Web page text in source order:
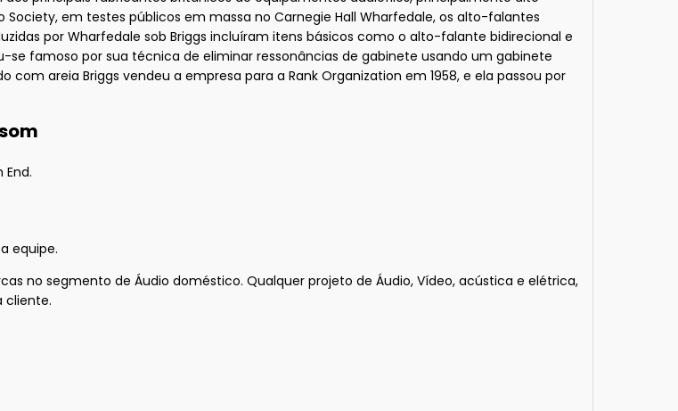
em testes públicos em massa no Carnegie Hall Wharfedale, os alto-falantes
por Wharfedale sob Briggs incluíram itens básicos como o alto-falante bidirecional e
se famoso por sua técnica de eliminar ressonâncias de gabinete usando um gabinete
areia Briggs vendeu a empresa para a Rank Organization em 1958, e ela passou por
equipe.
no segmento de Áudio doméstico. Qualquer projeto de Áudio, Vídeo, acústica e elétrica,
cliente.